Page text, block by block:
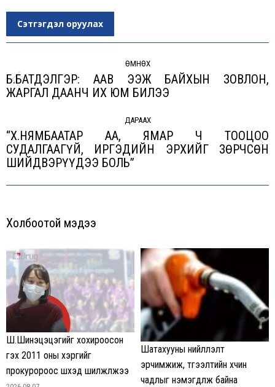
Сэтгэгдэл оруулах
ӨМНӨХ
Previous
Б.БАТДЭЛГЭР: ААВ ЭЭЖ БАЙХЫН ЗОВЛОН,
ЖАРГАЛ ДААНЧ ИХ ЮМ БИЛЭЭ
ДАРААХ
Next
“Х.НЯМБААТАР АА, ЯМАР Ч ТООЦОО
СУДАЛГААГҮЙ, ИРГЭДИЙН ЭРХИЙГ ЗӨРЧСӨН
ШИЙДВЭРҮҮДЭЭ БОЛЬ”
Холбоотой мэдээ
Ш.Шинэцэцэгийг хохироосон
гэх 2011 оны хэргийг
прокуророос шүүхэд шилжүүлжээ
Шатахууны нийлүүлэлт
эрчимжиж, түгээлтийн хүчин
чадлыг нэмэгдүүлж байна